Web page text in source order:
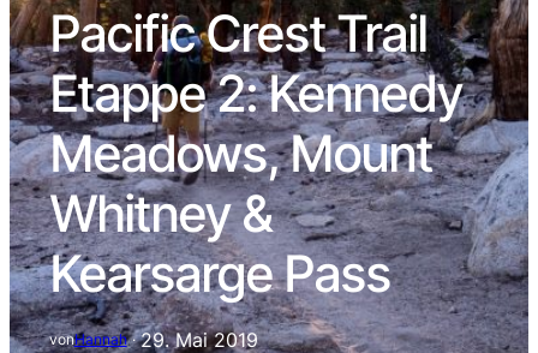
Pacific Crest Trail
Etappe 2: Kennedy
Meadows, Mount
Whitney &
Kearsarge Pass
vonHannah · 29. Mai 2019